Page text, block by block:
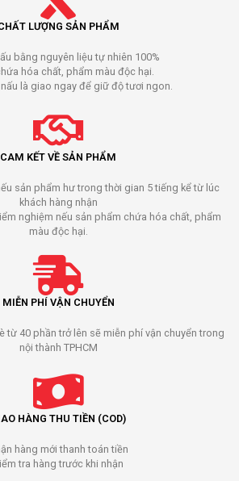
LƯỢNG SẢN PHẨM
bằng nguyên liệu tự nhiên 100%
hóa chất, phẩm màu độc hại.
là giao ngay để giữ độ tươi ngon.
CAM KẾT VỀ SẢN PHẨM
sản phẩm hư trong thời gian 5 tiếng kể từ lúc
khách hàng nhận
nghiệm nếu sản phẩm chứa hóa chất, phẩm
màu độc hại.
MIỄN PHÍ VẬN CHUYỂN
từ 40 phần trở lên sẽ miễn phí vận chuyển trong
nội thành TPHCM
HÀNG THU TIỀN (COD)
hàng mới thanh toán tiền
tra hàng trước khi nhận